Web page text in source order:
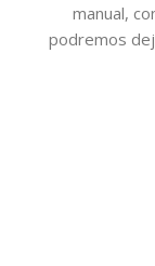
manual,
podremos